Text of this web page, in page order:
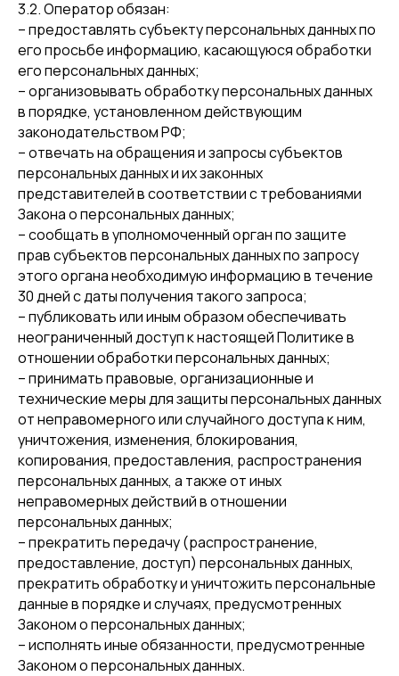
3.2. Оператор обязан:
– предоставлять субъекту персональных данных по
его просьбе информацию, касающуюся обработки
его персональных данных;
– организовывать обработку персональных данных
в порядке, установленном действующим
законодательством РФ;
– отвечать на обращения и запросы субъектов
персональных данных и их законных
представителей в соответствии с требованиями
Закона о персональных данных;
– сообщать в уполномоченный орган по защите
прав субъектов персональных данных по запросу
этого органа необходимую информацию в течение
30 дней с даты получения такого запроса;
– публиковать или иным образом обеспечивать
неограниченный доступ к настоящей Политике в
отношении обработки персональных данных;
– принимать правовые, организационные и
технические меры для защиты персональных данных
от неправомерного или случайного доступа к ним,
уничтожения, изменения, блокирования,
копирования, предоставления, распространения
персональных данных, а также от иных
неправомерных действий в отношении
персональных данных;
– прекратить передачу (распространение,
предоставление, доступ) персональных данных,
прекратить обработку и уничтожить персональные
данные в порядке и случаях, предусмотренных
Законом о персональных данных;
– исполнять иные обязанности, предусмотренные
Законом о персональных данных.